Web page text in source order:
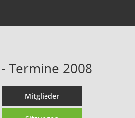
Termine 2008
Mitglieder